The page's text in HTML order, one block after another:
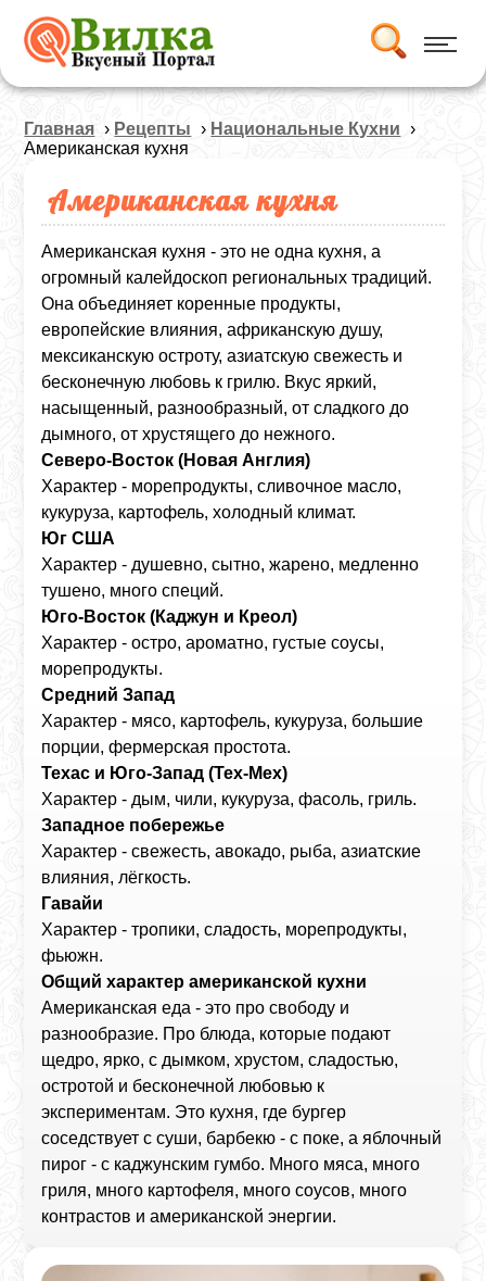
Главная › Рецепты › Национальные Кухни ›
Американская кухня
Американская кухня
Американская кухня - это не одна кухня, а
огромный калейдоскоп региональных традиций.
Она объединяет коренные продукты,
европейские влияния, африканскую душу,
мексиканскую остроту, азиатскую свежесть и
бесконечную любовь к грилю. Вкус яркий,
насыщенный, разнообразный, от сладкого до
дымного, от хрустящего до нежного.
Северо‑Восток (Новая Англия)
Характер - морепродукты, сливочное масло,
кукуруза, картофель, холодный климат.
Юг США
Характер - душевно, сытно, жарено, медленно
тушено, много специй.
Юго‑Восток (Каджун и Креол)
Характер - остро, ароматно, густые соусы,
морепродукты.
Средний Запад
Характер - мясо, картофель, кукуруза, большие
порции, фермерская простота.
Техас и Юго‑Запад (Tex‑Mex)
Характер - дым, чили, кукуруза, фасоль, гриль.
Западное побережье
Характер - свежесть, авокадо, рыба, азиатские
влияния, лёгкость.
Гавайи
Характер - тропики, сладость, морепродукты,
фьюжн.
Общий характер американской кухни
Американская еда - это про свободу и
разнообразие. Про блюда, которые подают
щедро, ярко, с дымком, хрустом, сладостью,
остротой и бесконечной любовью к
экспериментам. Это кухня, где бургер
соседствует с суши, барбекю - с поке, а яблочный
пирог - с каджунским гумбо. Много мяса, много
гриля, много картофеля, много соусов, много
контрастов и американской энергии.